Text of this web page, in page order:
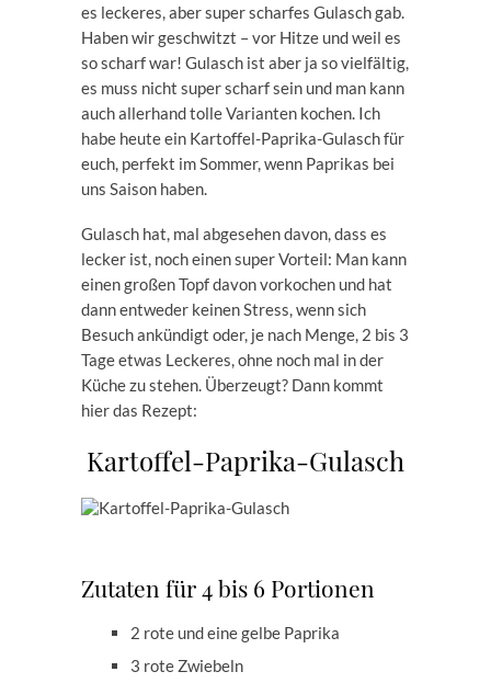
es leckeres, aber super scharfes Gulasch gab.
Haben wir geschwitzt – vor Hitze und weil es
so scharf war! Gulasch ist aber ja so vielfältig,
es muss nicht super scharf sein und man kann
auch allerhand tolle Varianten kochen. Ich
habe heute ein Kartoffel-Paprika-Gulasch für
euch, perfekt im Sommer, wenn Paprikas bei
uns Saison haben.
Gulasch hat, mal abgesehen davon, dass es
lecker ist, noch einen super Vorteil: Man kann
einen großen Topf davon vorkochen und hat
dann entweder keinen Stress, wenn sich
Besuch ankündigt oder, je nach Menge, 2 bis 3
Tage etwas Leckeres, ohne noch mal in der
Küche zu stehen. Überzeugt? Dann kommt
hier das Rezept:
Kartoffel-Paprika-Gulasch
Zutaten für 4 bis 6 Portionen
2 rote und eine gelbe Paprika
3 rote Zwiebeln